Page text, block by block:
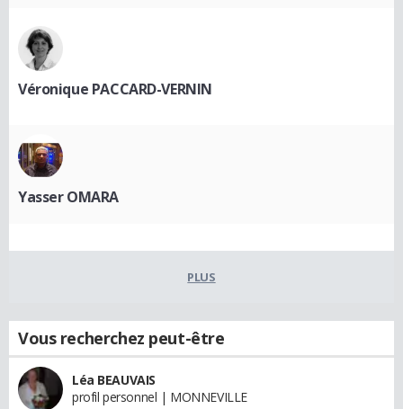
Véronique PACCARD-VERNIN
Yasser OMARA
PLUS
Vous recherchez peut-être
Léa BEAUVAIS
profil personnel | MONNEVILLE